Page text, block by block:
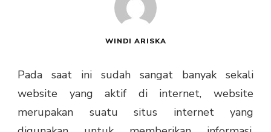
WINDI ARISKA
Pada saat ini sudah sangat banyak sekali
website yang aktif di internet, website
merupakan suatu situs internet yang